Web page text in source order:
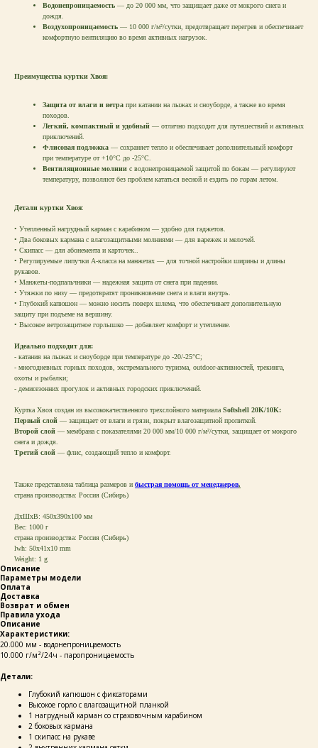
Водонепроницаемость — до 20 000 мм, что защищает даже от мокрого снега и
дождя.
Воздухопроницаемость — 10 000 г/м²/сутки, предотвращает перегрев и обеспечивает
комфортную вентиляцию во время активных нагрузок.
Преимущества куртки Хвоя:
Защита от влаги и ветра при катании на лыжах и сноуборде, а также во время
походов.
Легкий, компактный и удобный — отлично подходит для путешествий и активных
приключений.
Флисовая подложка — сохраняет тепло и обеспечивает дополнительный комфорт
при температуре от +10°C до -25°C.
Вентиляционные молнии с водонепроницаемой защитой по бокам — регулируют
температуру, позволяют без проблем кататься весной и ездить по горам летом.
Детали куртки Хвоя:
• Утепленный нагрудный карман с карабином — удобно для гаджетов.
• Два боковых кармана с влагозащитными молниями — для варежек и мелочей.
• Скипасс — для абонемента и карточек..
• Регулируемые липучки А-класса на манжетах — для точной настройки ширины и длины
рукавов.
• Манжеты-подпальчники — надежная защита от снега при падении.
• Утяжки по низу — предотвратят проникновение снега и влаги внутрь.
• Глубокий капюшон — можно носить поверх шлема, что обеспечивает дополнительную
защиту при подъеме на вершину.
• Высокое ветрозащитное горлышко — добавляет комфорт и утепление.
Идеально подходит для:
- катания на лыжах и сноуборде при температуре до -20/-25°C;
- многодневных горных походов, экстремального туризма, outdoor-активностей, трекинга,
охоты и рыбалки;
- демисезонних прогулок и активных городских приключений.
Куртка Хвоя создан из высококачественного трехслойного материала Softshell 20K/10K:
Первый слой — защищает от влаги и грязи, покрыт влагозащитной пропиткой.
Второй слой — мембрана с показателями 20 000 мм/10 000 г/м²/сутки, защищает от мокрого
снега и дождя.
Третий слой — флис, создающий тепло и комфорт.
Также представлена таблица размеров и быстрая помощь от менеджеров.
страна производства: Россия (Сибирь)
ДxШxВ: 450x390x100 мм
Вес: 1000 г
страна производства: Россия (Сибирь)
lwh: 50x41x10 mm
Weight: 1 g
Описание
Параметры модели
Оплата
Доставка
Возврат и обмен
Правила ухода
Описание
Характеристики:
20.000 мм - водонепроницаемость
10.000 г/м²/24ч - паропроницаемость
Детали:
Глубокий капюшон с фиксаторами
Высокое горло с влагозащитной планкой
1 нагрудный карман со страховочным карабином
2 боковых кармана
1 скипасс на рукаве